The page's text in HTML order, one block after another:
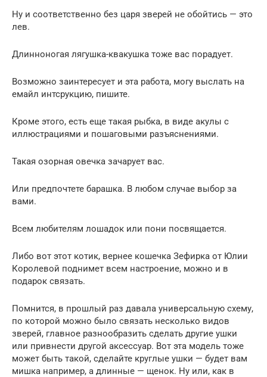
Ну и соответственно без царя зверей не обойтись — это
лев.
Длинноногая лягушка-квакушка тоже вас порадует.
Возможно заинтересует и эта работа, могу выслать на
емайл интсрукцию, пишите.
Кроме этого, есть еще такая рыбка, в виде акулы с
иллюстрациями и пошаговыми разъяснениями.
Такая озорная овечка зачарует вас.
Или предпочтете барашка. В любом случае выбор за
вами.
Всем любителям лошадок или пони посвящается.
Либо вот этот котик, вернее кошечка Зефирка от Юлии
Королевой поднимет всем настроение, можно и в
подарок связать.
Помнится, в прошлый раз давала универсальную схему,
по которой можно было связать несколько видов
зверей, главное разнообразить сделать другие ушки
или привнести другой аксессуар. Вот эта модель тоже
может быть такой, сделайте круглые ушки — будет вам
мишка например, а длинные — щенок. Ну или, как в